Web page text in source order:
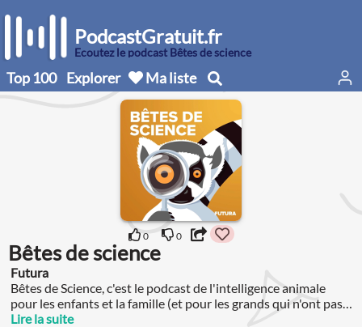
PodcastGratuit.fr
Écoutez le podcast Bêtes de science
Top 100 Explorer Ma liste
0 0
Bêtes de science
Futura
Bêtes de Science, c'est le podcast de l'intelligence animale
pour les enfants et la famille (et pour les grands qui n'ont pas
oublié de rester curieux !).
Lire la suite